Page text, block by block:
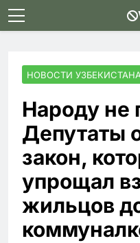
Skip
to
НОВОСТИ УЗБЕКИСТАНА
Народу не
Депутаты
закон,
упрощал
жильцов